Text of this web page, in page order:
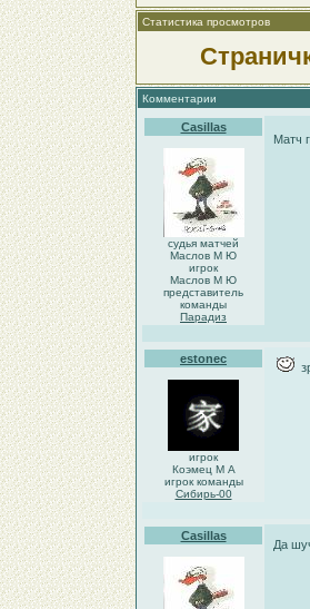
Статистика просмотров
Комментарии
Casillas
судья матчей
Маслов М Ю
игрок
Маслов М Ю
представитель
команды
Парадиз
Матч
estonec
игрок
Коэмец М А
игрок команды
Сибирь-00
Casillas
Да